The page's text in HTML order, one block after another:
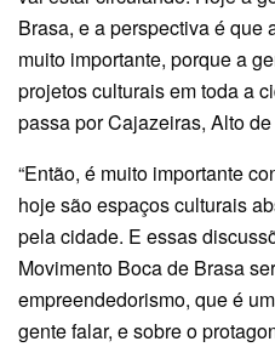
Brasa, e a perspectiva é que
muito importante, porque a
projetos culturais em toda a
passa por Cajazeiras, Alto
“Então, é muito importante
hoje são espaços culturais
pela cidade. E essas
Movimento Boca de Brasa
empreendedorismo, que é
gente falar, e sobre o